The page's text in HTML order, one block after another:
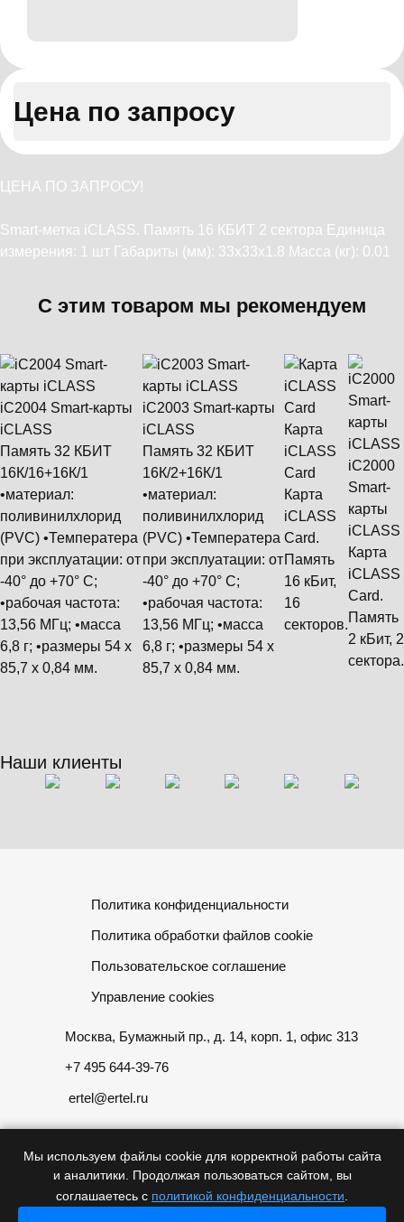
Цена по запросу
ЦЕНА ПО ЗАПРОСУ!
Smart-метка iCLASS. Память 16 КБИТ 2 сектора Единица
измерения: 1 шт Габариты (мм): 33x33x1.8 Масса (кг): 0.01
С этим товаром мы рекомендуем
iC2004 Smart-карты
iCLASS
Память 32 КБИТ
16К/16+16К/1
•материал:
поливинилхлорид
(PVC) •Температера
при эксплуатации: от
-40° до +70° С;
•рабочая частота:
13,56 МГц; •масса
6,8 г; •размеры 54 х
85,7 х 0,84 мм.
iC2003 Smart-карты
iCLASS
Память 32 КБИТ
16К/2+16К/1
•материал:
поливинилхлорид
(PVC) •Температера
при эксплуатации: от
-40° до +70° С;
•рабочая частота:
13,56 МГц; •масса
6,8 г; •размеры 54 х
85,7 х 0,84 мм.
Карта
iCLASS
Card
Карта
iCLASS
Card.
Память
16 кБит,
16
секторов.
iC2000
Smart-
карты
iCLASS
Карта
iCLASS
Card.
Память
2 кБит, 2
сектора.
Наши клиенты
Политика конфиденциальности
Политика обработки файлов cookie
Пользовательское соглашение
Управление cookies
Москва, Бумажный пр., д. 14, корп. 1, офис 313
+7 495 644-39-76
ertel@ertel.ru
Информация размещенная на сайте не является публичной
офертой
Мы используем файлы cookie для корректной работы сайта
и аналитики. Продолжая пользоваться сайтом, вы
соглашаетесь с политикой конфиденциальности